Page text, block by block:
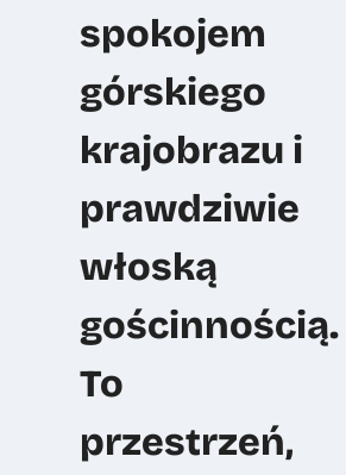
spokojem
górskiego
krajobrazu i
prawdziwie
włoską
gościnnością.
To
przestrzeń,